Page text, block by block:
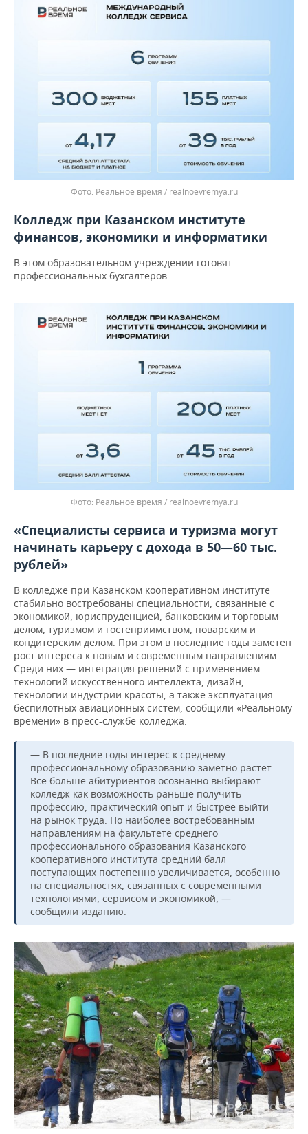
Реальное время / realnoevremya.ru
Колледж при Казанском институте
финансов, экономики и информатики
В этом образовательном учреждении готовят
профессиональных бухгалтеров.
Реальное время / realnoevremya.ru
«Специалисты сервиса и туризма могут
начинать карьеру с дохода в 50—60 тыс.
рублей»
В колледже при Казанском кооперативном институте
стабильно востребованы специальности, связанные с
экономикой, юриспруденцией, банковским и торговым
делом, туризмом и гостеприимством, поварским и
кондитерским делом. При этом в последние годы заметен
рост интереса к новым и современным направлениям.
Среди них — интеграция решений с применением
технологий искусственного интеллекта, дизайн,
технологии индустрии красоты, а также эксплуатация
беспилотных авиационных систем, сообщили «Реальному
времени» в пресс-службе колледжа.
— В последние годы интерес к среднему
профессиональному образованию заметно растет.
Все больше абитуриентов осознанно выбирают
колледж как возможность раньше получить
профессию, практический опыт и быстрее выйти
на рынок труда. По наиболее востребованным
направлениям на факультете среднего
профессионального образования Казанского
кооперативного института средний балл
поступающих постепенно увеличивается, особенно
на специальностях, связанных с современными
технологиями, сервисом и экономикой, —
сообщили изданию.